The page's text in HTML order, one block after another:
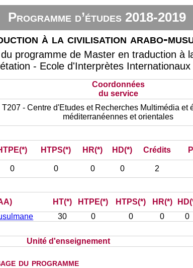
Programme d’études 2018-2019
à la civilisation arabo-
du programme de Master en traduction à
- Ecole d'Interprètes Internationaux
Coordonnées
du service
T207 - Centre d'Etudes et Recherches Multimédia et
méditerranéennes et orientales
HTPS(*) HR(*) HD(*) Crédits
0 0 0 0 2
HT(*) HTPE(*) HTPS(*) HR(*)
30 0 0 0 0
Unité d'enseignement
du programme